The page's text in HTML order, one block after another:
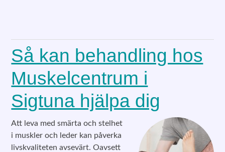
Så kan behandling hos
Muskelcentrum i
Sigtuna hjälpa dig
Att leva med smärta och stelhet
i muskler och leder kan påverka
livskvaliteten avsevärt. Oavsett